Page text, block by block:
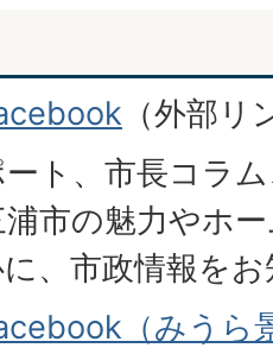
（外部リ
ト、市長コラ
市の魅力やホ
、市政情報を
（みうら